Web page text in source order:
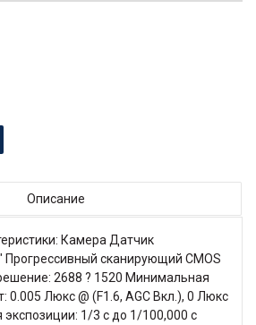
Описание
Камера Датчик
сканирующий CMOS
2688 ? 1520 Минимальная
0.005 Люкс @ (F1.6, AGC Вкл.), 0 Люкс
1/3 с до 1/100,000 с